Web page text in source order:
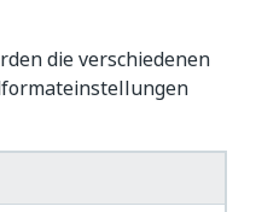
die verschiedenen